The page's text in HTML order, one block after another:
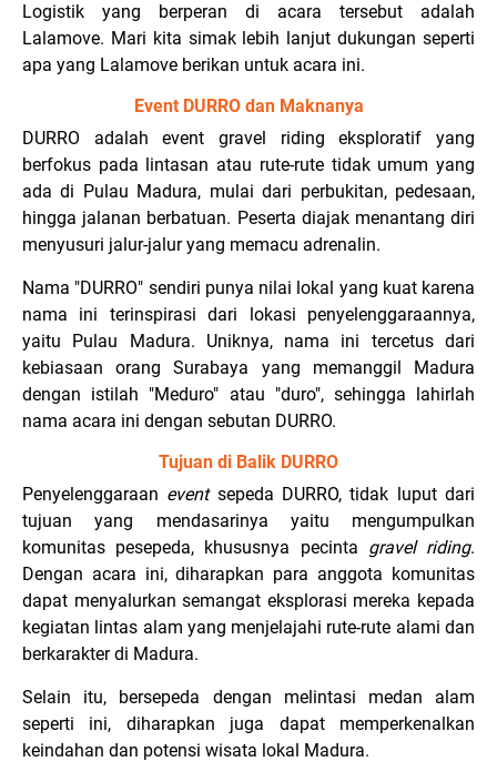
Logistik yang berperan di acara tersebut adalah
Lalamove. Mari kita simak lebih lanjut dukungan seperti
apa yang Lalamove berikan untuk acara ini.
Event DURRO dan Maknanya
DURRO adalah event gravel riding eksploratif yang
berfokus pada lintasan atau rute-rute tidak umum yang
ada di Pulau Madura, mulai dari perbukitan, pedesaan,
hingga jalanan berbatuan. Peserta diajak menantang diri
menyusuri jalur-jalur yang memacu adrenalin.
Nama "DURRO" sendiri punya nilai lokal yang kuat karena
nama ini terinspirasi dari lokasi penyelenggaraannya,
yaitu Pulau Madura. Uniknya, nama ini tercetus dari
kebiasaan orang Surabaya yang memanggil Madura
dengan istilah "Meduro" atau "duro", sehingga lahirlah
nama acara ini dengan sebutan DURRO.
Tujuan di Balik DURRO
Penyelenggaraan eventsepeda DURRO, tidak luput dari
tujuan yang mendasarinya yaitu mengumpulkan
komunitas pesepeda, khususnya pecinta gravel riding.
Dengan acara ini, diharapkan para anggota komunitas
dapat menyalurkan semangat eksplorasi mereka kepada
kegiatan lintas alam yang menjelajahi rute-rute alami dan
berkarakter di Madura.
Selain itu, bersepeda dengan melintasi medan alam
seperti ini, diharapkan juga dapat memperkenalkan
keindahan dan potensi wisata lokal Madura.